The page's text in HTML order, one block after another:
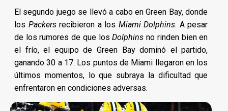
El segundo juego se llevó a cabo en Green Bay, donde
los Packersrecibieron a los Miami Dolphins. A pesar
de los rumores de que losDolphinsno rinden bien en
el frío, el equipo de Green Bay dominó el partido,
ganando 30 a 17. Los puntos de Miami llegaron en los
últimos momentos, lo que subraya la dificultad que
enfrentaron en condiciones adversas.